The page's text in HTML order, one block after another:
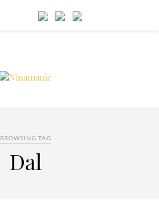
BROWSING TAG
Dal